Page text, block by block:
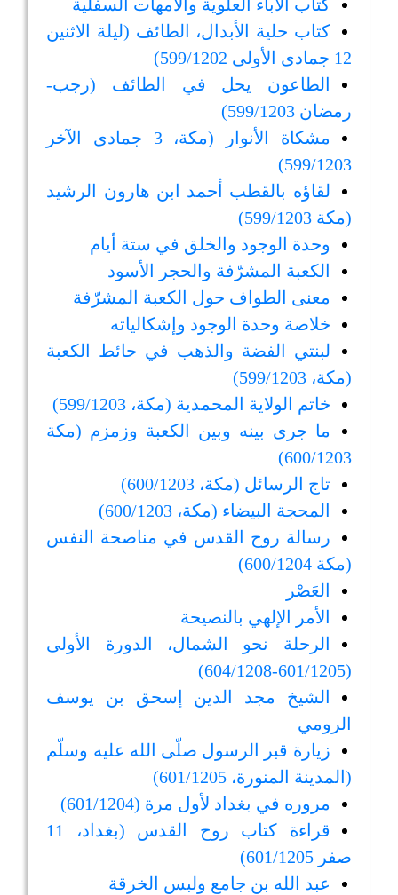
كتاب الآباء العلوية والأمهات السفلية
كتاب حلية الأبدال، الطائف (ليلة الاثنين
12 جمادى الأولى 599/1202)
الطاعون يحل في الطائف (رجب-
رمضان 599/1203)
مشكاة الأنوار (مكة، 3 جمادى الآخر
599/1203)
لقاؤه بالقطب أحمد ابن هارون الرشيد
(مكة 599/1203)
وحدة الوجود والخلق في ستة أيام
الكعبة المشرّفة والحجر الأسود
معنى الطواف حول الكعبة المشرّفة
خلاصة وحدة الوجود وإشكالياته
لبنتي الفضة والذهب في حائط الكعبة
(مكة، 599/1203)
خاتم الولاية المحمدية (مكة، 599/1203)
ما جرى بينه وبين الكعبة وزمزم (مكة
600/1203)
تاج الرسائل (مكة، 600/1203)
المحجة البيضاء (مكة، 600/1203)
رسالة روح القدس في مناصحة النفس
(مكة 600/1204)
العَصْر
الأمر الإلهي بالنصيحة
الرحلة نحو الشمال، الدورة الأولى
(601/1205-604/1208)
الشيخ مجد الدين إسحق بن يوسف
الرومي
زيارة قبر الرسول صلّى الله عليه وسلّم
(المدينة المنورة، 601/1205)
مروره في بغداد لأول مرة (601/1204)
قراءة كتاب روح القدس (بغداد، 11
صفر 601/1205)
عبد الله بن جامع ولبس الخرقة